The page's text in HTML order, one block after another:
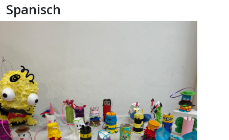
Spanisch